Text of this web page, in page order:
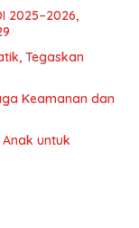
2025–2026,
Tegaskan
Keamanan dan
untuk